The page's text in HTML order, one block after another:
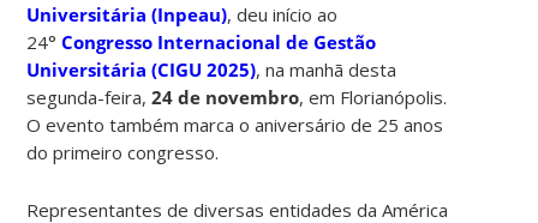
Universitária (Inpeau), deu início ao
24°Congresso Internacional de Gestão
Universitária (CIGU 2025), na manhã desta
segunda-feira,24 de novembro, em Florianópolis.
O evento também marca o aniversário de 25 anos
do primeiro congresso.
Representantes de diversas entidades da América